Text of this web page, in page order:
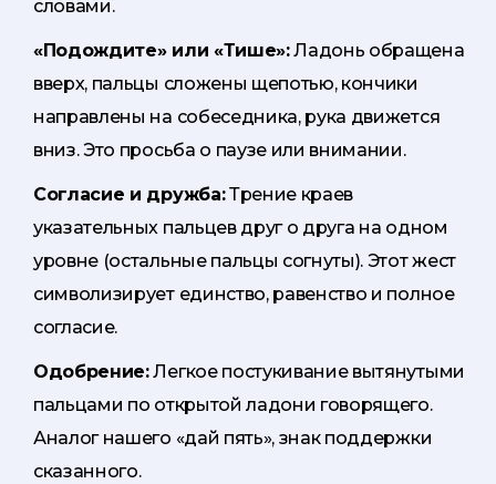
словами.
«Подождите» или «Тише»:Ладонь обращена
вверх, пальцы сложены щепотью, кончики
направлены на собеседника, рука движется
вниз. Это просьба о паузе или внимании.
Согласие и дружба:Трение краев
указательных пальцев друг о друга на одном
уровне (остальные пальцы согнуты). Этот жест
символизирует единство, равенство и полное
согласие.
Одобрение:Легкое постукивание вытянутыми
пальцами по открытой ладони говорящего.
Аналог нашего «дай пять», знак поддержки
сказанного.